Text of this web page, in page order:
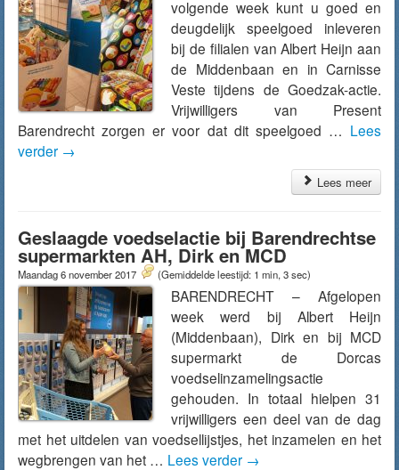
volgende week kunt u goed en
deugdelijk speelgoed inleveren
bij de filialen van Albert Heijn aan
de Middenbaan en in Carnisse
Veste tijdens de Goedzak-actie.
Vrijwilligers van Present
Barendrecht zorgen er voor dat dit speelgoed … Lees
verder →
Lees meer
Geslaagde voedselactie bij Barendrechtse
supermarkten AH, Dirk en MCD
Maandag 6 november 2017 (Gemiddelde leestijd: 1 min, 3 sec)
BARENDRECHT – Afgelopen
week werd bij Albert Heijn
(Middenbaan), Dirk en bij MCD
supermarkt de Dorcas
voedselinzamelingsactie
gehouden. In totaal hielpen 31
vrijwilligers een deel van de dag
met het uitdelen van voedsellijstjes, het inzamelen en het
wegbrengen van het … Lees verder →